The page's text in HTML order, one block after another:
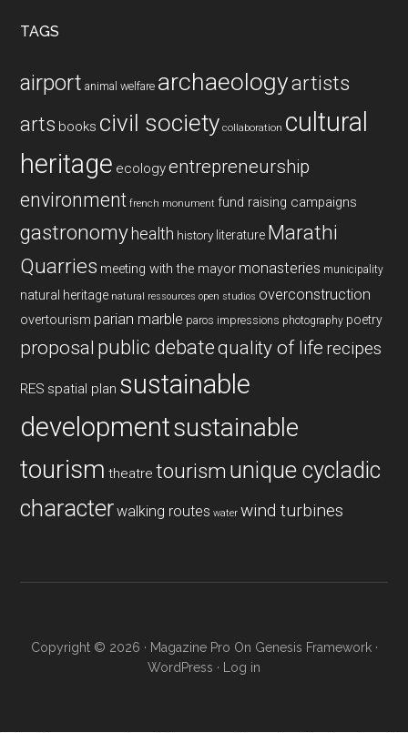
TAGS
airport animal welfare archaeologyartists
arts books civil society collaboration cultural
heritage ecologyentrepreneurship
environment french monument fund raising campaigns
gastronomy health history literature Marathi
Quarries meeting with the mayor monasteries municipality
natural heritage natural ressources open studios overconstruction
overtourism parian marble paros impressions photography poetry
proposal public debatequality of life recipes
RES spatial plan sustainable
developmentsustainable
tourism theatre tourism unique cycladic
characterwalking routes water wind turbines
Copyright © 2026 · Magazine Pro On Genesis Framework·
WordPress · Log in